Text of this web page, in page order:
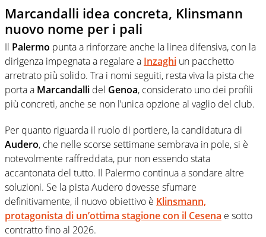
Marcandalli idea concreta, Klinsmann
nuovo nome per i pali
Il Palermo punta a rinforzare anche la linea difensiva, con la
dirigenza impegnata a regalare a Inzaghi un pacchetto
arretrato più solido. Tra i nomi seguiti, resta viva la pista che
porta a Marcandalli del Genoa, considerato uno dei profili
più concreti, anche se non l’unica opzione al vaglio del club.
Per quanto riguarda il ruolo di portiere, la candidatura di
Audero, che nelle scorse settimane sembrava in pole, si è
notevolmente raffreddata, pur non essendo stata
accantonata del tutto. Il Palermo continua a sondare altre
soluzioni. Se la pista Audero dovesse sfumare
definitivamente, il nuovo obiettivo è Klinsmann,
protagonista di un’ottima stagione con il Cesena e sotto
contratto fino al 2026.